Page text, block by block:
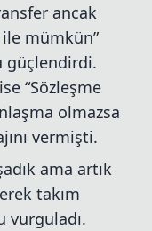
ancak
mümkün”
güçlendirdi.
“Sözleşme
olmazsa
vermişti.
ama artık
takım
vurguladı.